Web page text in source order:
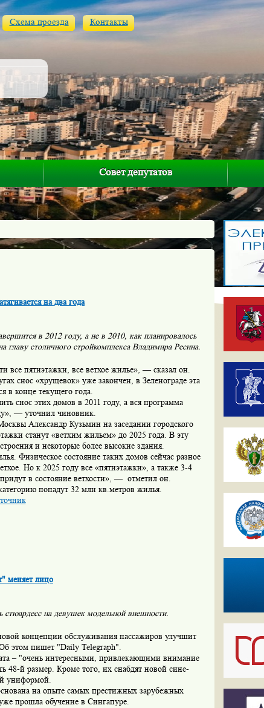
Схема проезда Контакты
Совет депутатов
на два года
в 2012 году, а не в 2010, как планировалось
столичного стройкомплекса Владимира Ресина.
пятиэтажки, все ветхое жилье», — сказал он.
снос «хрущевок» уже закончен, в Зеленограде эта
в конце текущего года.
снос этих домов в 2011 году, а вся программа
— уточнил чиновник.
Александр Кузьмин на заседании городского
станут «ветхим жильем» до 2025 года. В эту
и некоторые более высокие здания.
Физическое состояние таких домов сейчас разное
Но к 2025 году все «пятиэтажки», а также 3-4
в состояние ветхости», — отметил он.
попадут 32 млн кв.метров жилья.
меняет лицо
стюардесс на девушек модельной внешности.
концепции обслуживания пассажиров улучшит
этом пишет "Daily Telegraph".
– "очень интересными, привлекающими внимание
48-й размер. Кроме того, их снабдят новой сине-
униформой.
на опыте самых престижных зарубежных
прошла обучение в Сингапуре.